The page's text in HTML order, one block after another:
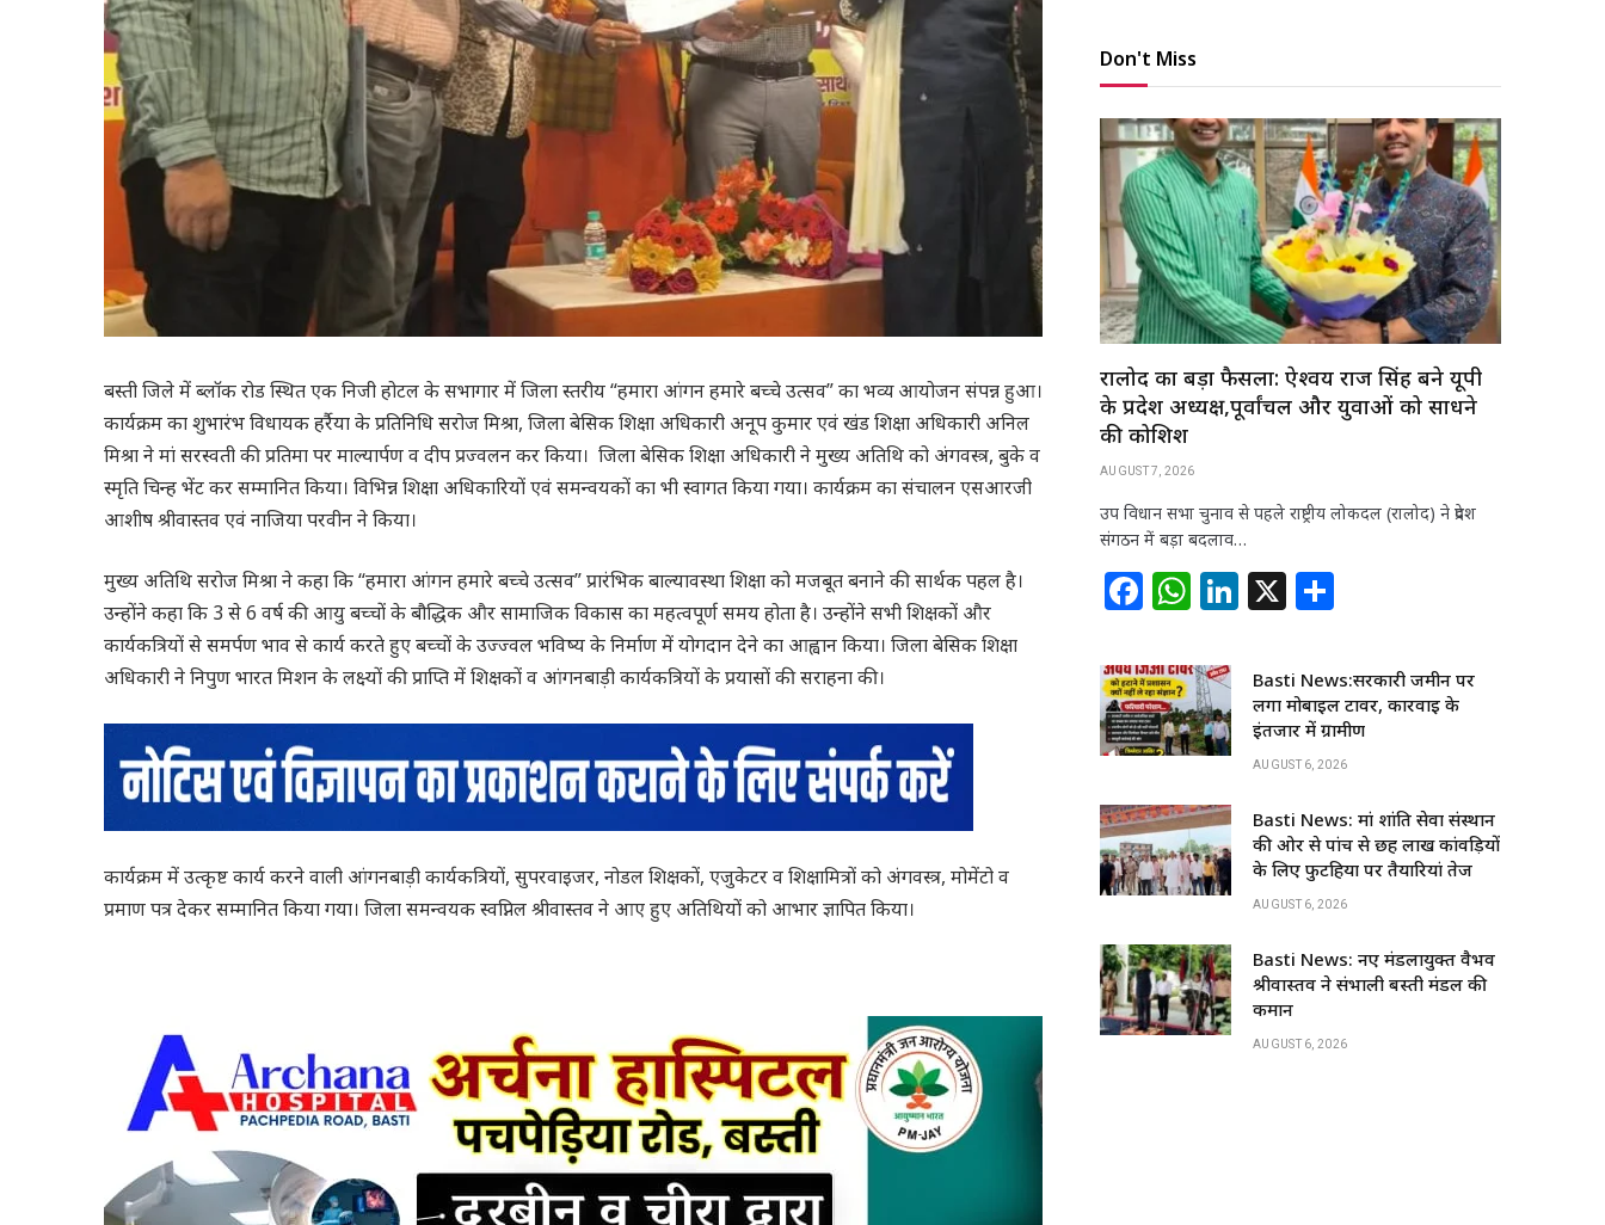
बस्ती जिले में ब्लॉक रोड स्थित एक निजी होटल के सभागार में जिला स्तरीय “हमारा आंगन हमारे बच्चे उत्सव” का भव्य आयोजन संपन्न हुआ।
कार्यक्रम का शुभारंभ विधायक हर्रैया के प्रतिनिधि सरोज मिश्रा, जिला बेसिक शिक्षा अधिकारी अनूप कुमार एवं खंड शिक्षा अधिकारी अनिल
मिश्रा ने मां सरस्वती की प्रतिमा पर माल्यार्पण व दीप प्रज्वलन कर किया। जिला बेसिक शिक्षा अधिकारी ने मुख्य अतिथि को अंगवस्त्र, बुके व
स्मृति चिन्ह भेंट कर सम्मानित किया। विभिन्न शिक्षा अधिकारियों एवं समन्वयकों का भी स्वागत किया गया। कार्यक्रम का संचालन एसआरजी
आशीष श्रीवास्तव एवं नाजिया परवीन ने किया।
मुख्य अतिथि सरोज मिश्रा ने कहा कि “हमारा आंगन हमारे बच्चे उत्सव” प्रारंभिक बाल्यावस्था शिक्षा को मजबूत बनाने की सार्थक पहल है।
उन्होंने कहा कि 3 से 6 वर्ष की आयु बच्चों के बौद्धिक और सामाजिक विकास का महत्वपूर्ण समय होता है। उन्होंने सभी शिक्षकों और
कार्यकत्रियों से समर्पण भाव से कार्य करते हुए बच्चों के उज्ज्वल भविष्य के निर्माण में योगदान देने का आह्वान किया। जिला बेसिक शिक्षा
अधिकारी ने निपुण भारत मिशन के लक्ष्यों की प्राप्ति में शिक्षकों व आंगनबाड़ी कार्यकत्रियों के प्रयासों की सराहना की।
कार्यक्रम में उत्कृष्ट कार्य करने वाली आंगनबाड़ी कार्यकत्रियों, सुपरवाइजर, नोडल शिक्षकों, एजुकेटर व शिक्षामित्रों को अंगवस्त्र, मोमेंटो व
प्रमाण पत्र देकर सम्मानित किया गया। जिला समन्वयक स्वप्निल श्रीवास्तव ने आए हुए अतिथियों को आभार ज्ञापित किया।
Don't Miss
रालोद का बड़ा फैसला: ऐश्वर्य राज सिंह बने यूपी
के प्रदेश अध्यक्ष,पूर्वांचल और युवाओं को साधने
की कोशिश
AUGUST 7, 2026
उप विधान सभा चुनाव से पहले राष्ट्रीय लोकदल (रालोद) ने प्रदेश
संगठन में बड़ा बदलाव…
F
c
e
b
o
k
W
at
s
A
p
Li
k
e
dI
n
X
ar
e
Basti News:सरकारी जमीन पर
लगा मोबाइल टावर, कार्रवाई के
इंतजार में ग्रामीण
AUGUST 6, 2026
Basti News: मां शांति सेवा संस्थान
की ओर से पांच से छह लाख कांवड़ियों
के लिए फुटहिया पर तैयारियां तेज
AUGUST 6, 2026
Basti News: नए मंडलायुक्त वैभव
श्रीवास्तव ने संभाली बस्ती मंडल की
कमान
AUGUST 6, 2026